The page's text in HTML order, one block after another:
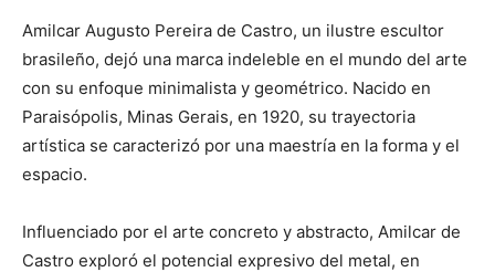
Amilcar Augusto Pereira de Castro, un ilustre escultor
brasileño, dejó una marca indeleble en el mundo del arte
con su enfoque minimalista y geométrico. Nacido en
Paraisópolis, Minas Gerais, en 1920, su trayectoria
artística se caracterizó por una maestría en la forma y el
espacio.
Influenciado por el arte concreto y abstracto, Amilcar de
Castro exploró el potencial expresivo del metal, en